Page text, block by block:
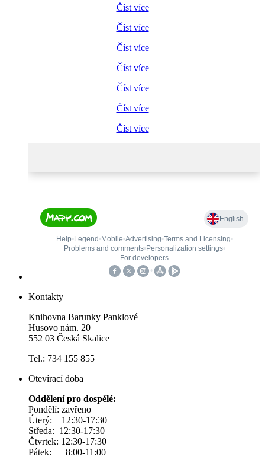
Číst více
Číst více
Číst více
Číst více
Číst více
Číst více
Číst více
Kontakty
Knihovna Barunky Panklové
Husovo nám. 20
552 03 Česká Skalice
Tel.: 734 155 855
Otevírací doba
Oddělení pro dospělé:
Pondělí: zavřeno
Úterý: 12:30-17:30
Středa: 12:30-17:30
Čtvrtek: 12:30-17:30
Pátek: 8:00-11:00